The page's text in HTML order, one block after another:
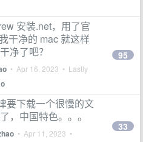
安装.net，用了官
干净的 mac 就这样
净了吧？
• Apr 16, 2023 • Lastly
95
要下载一个很慢的文
，中国特色。。。
• Apr 11, 2023 •
33